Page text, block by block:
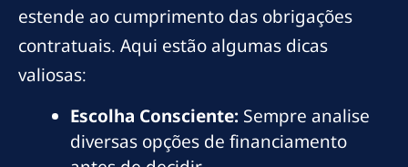
estende ao cumprimento das obrigações
contratuais. Aqui estão algumas dicas
valiosas:
Escolha Consciente: Sempre analise
diversas opções de financiamento